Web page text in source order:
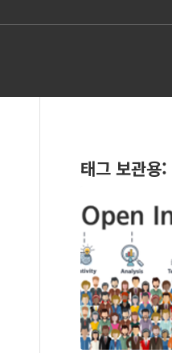
태그 보관용: